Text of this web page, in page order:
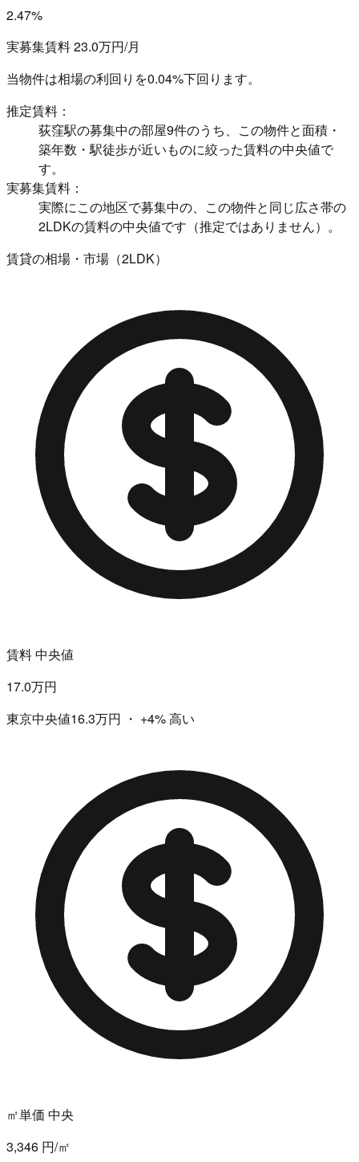
2.47%
実募集賃料 23.0万円/月
当物件は相場の利回りを0.04%下回ります。
推定賃料：
荻窪駅の募集中の部屋9件のうち、この物件と面積・
築年数・駅徒歩が近いものに絞った賃料の中央値で
す。
実募集賃料：
実際にこの地区で募集中の、この物件と同じ広さ帯の
2LDKの賃料の中央値です（推定ではありません）。
賃貸の相場・市場（2LDK）
賃料 中央値
17.0万円
東京中央値16.3万円 ・ +4%高い
㎡単価 中央
3,346 円/㎡